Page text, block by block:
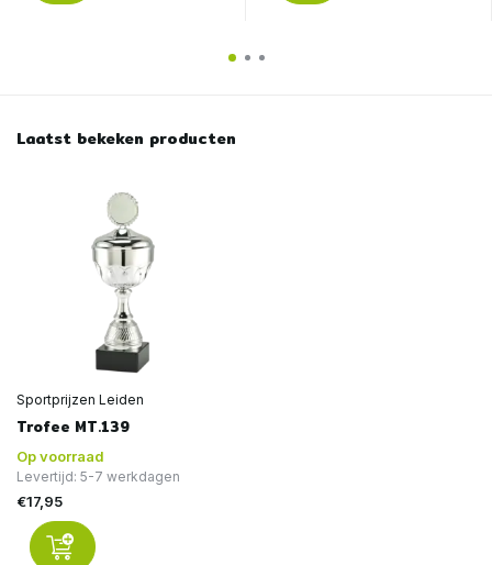
Laatst bekeken producten
Sportprijzen Leiden
Trofee MT.139
Op voorraad
Levertijd: 5-7 werkdagen
€17,95